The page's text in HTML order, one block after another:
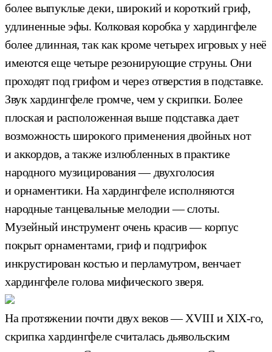
более выпуклые деки, широкий и короткий гриф,
удлиненные эфы. Колковая коробка у хардингфеле
более длинная, так как кроме четырех игровых у неё
имеются еще четыре резонирующие струны. Они
проходят под грифом и через отверстия в подставке.
Звук хардингфеле громче, чем у скрипки. Более
плоская и расположенная выше подставка дает
возможность широкого применения двойных нот
и аккордов, а также излюбленных в практике
народного музицирования — двухголосия
и орнаментики. На хардингфеле исполняются
народные танцевальные мелодии — слоты.
Музейный инструмент очень красив — корпус
покрыт орнаментами, гриф и подгрифок
инкрустирован костью и перламутром, венчает
хардингфеле голова мифического зверя.
На протяжении почти двух веков — XVIII и XIX-го,
скрипка хардингфеле считалась дьявольским